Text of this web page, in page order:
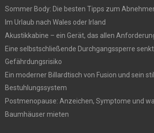
Sommer Body: Die besten Tipps zum
Im Urlaub nach Wales oder Irland
Akustikkabine – ein Gerät, das allen
Eine selbstschließende Durchgangssperre
Gefährdungsrisiko
Ein moderner Billardtisch von Fusion und sein
Bestuhlungssystem
Postmenopause: Anzeichen, Symptome und
Baumhäuser mieten